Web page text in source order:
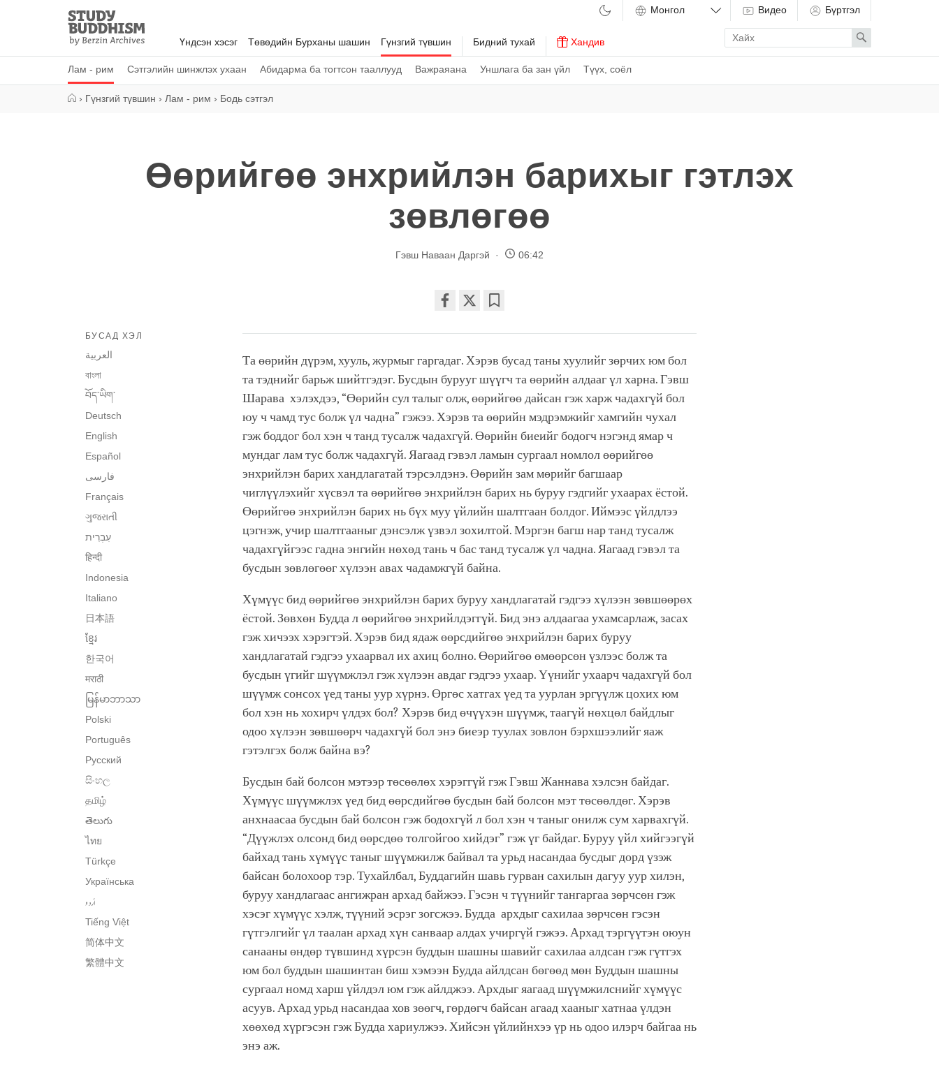
Study
Buddhism
Home
Үндсэн хэсэг Төвөдийн Бурханы шашин Гүнзгий түвшин
Лам - рим Сэтгэлийн шинжлэх ухаан Абидарма ба тогтсон тааллууд Важраяана Уншлага ба зан үйл Түүх, соёл
Бидний тухай Хандив
Видео Бүртгэл
Enter
search
term
Search
› Гүнзгий түвшин › Лам - рим › Бодь сэтгэл
Өөрийгөө энхрийлэн барихыг гэтлэх
зөвлөгөө
Гэвш Наваан Даргэй 06:42
on
facebook
БУСАД ХЭЛ
العربية
বাংলা
བོད་ཡིག་
Deutsch
English
Español
فارسی
Français
ગુજરાતી
हिन्दी
Indonesia
Italiano
日本語
ខ្មែរ
한국어
मराठी
မြန်မာဘာသာ
Polski
Português
Русский
සිංහල
தமிழ்
తెలుగు
ไทย
Türkçe
Українська
اُردو
Tiếng Việt
简体中文
繁體中文
Та өөрийн дүрэм, хууль, журмыг гаргадаг. Хэрэв бусад таны хуулийг зөрчих юм бол
та тэднийг барьж шийтгэдэг. Бусдын бурууг шүүгч та өөрийн алдааг үл харна. Гэвш
Шарава хэлэхдээ, “Өөрийн сул талыг олж, өөрийгөө дайсан гэж харж чадахгүй бол
юу ч чамд тус болж үл чадна” гэжээ. Хэрэв та өөрийн мэдрэмжийг хамгийн чухал
гэж боддог бол хэн ч танд тусалж чадахгүй. Өөрийн биеийг бодогч нэгэнд ямар ч
мундаг лам тус болж чадахгүй. Яагаад гэвэл ламын сургаал номлол өөрийгөө
энхрийлэн барих хандлагатай тэрсэлдэнэ. Өөрийн зам мөрийг багшаар
чиглүүлэхийг хүсвэл та өөрийгөө энхрийлэн барих нь буруу гэдгийг ухаарах ёстой.
Өөрийгөө энхрийлэн барих нь бүх муу үйлийн шалтгаан болдог. Иймээс үйлдлээ
цэгнэж, учир шалтгааныг дэнсэлж үзвэл зохилтой. Мэргэн багш нар танд тусалж
чадахгүйгээс гадна энгийн нөхөд тань ч бас танд тусалж үл чадна. Яагаад гэвэл та
бусдын зөвлөгөөг хүлээн авах чадамжгүй байна.
Хүмүүс бид өөрийгөө энхрийлэн барих буруу хандлагатай гэдгээ хүлээн зөвшөөрөх
ёстой. Зөвхөн Будда л өөрийгөө энхрийлдэггүй. Бид энэ алдаагаа ухамсарлаж, засах
гэж хичээх хэрэгтэй. Хэрэв бид ядаж өөрсдийгөө энхрийлэн барих буруу
хандлагатай гэдгээ ухаарвал их ахиц болно. Өөрийгөө өмөөрсөн үзлээс болж та
бусдын үгийг шүүмжлэл гэж хүлээн авдаг гэдгээ ухаар. Үүнийг ухаарч чадахгүй бол
шүүмж сонсох үед таны уур хүрнэ. Өргөс хатгах үед та уурлан эргүүлж цохих юм
бол хэн нь хохирч үлдэх бол? Хэрэв бид өчүүхэн шүүмж, таагүй нөхцөл байдлыг
одоо хүлээн зөвшөөрч чадахгүй бол энэ биеэр туулах зовлон бэрхшээлийг яаж
гэтэлгэх болж байна вэ?
Бусдын бай болсон мэтээр төсөөлөх хэрэггүй гэж Гэвш Жаннава хэлсэн байдаг.
Хүмүүс шүүмжлэх үед бид өөрсдийгөө бусдын бай болсон мэт төсөөлдөг. Хэрэв
анхнаасаа бусдын бай болсон гэж бодохгүй л бол хэн ч таныг онилж сум харвахгүй.
“Дүүжлэх олсонд бид өөрсдөө толгойгоо хийдэг” гэж үг байдаг. Буруу үйл хийгээгүй
байхад тань хүмүүс таныг шүүмжилж байвал та урьд насандаа бусдыг дорд үзэж
байсан болохоор тэр. Тухайлбал, Буддагийн шавь гурван сахилын дагуу уур хилэн,
буруу хандлагаас ангижран архад байжээ. Гэсэн ч түүнийг тангаргаа зөрчсөн гэж
хэсэг хүмүүс хэлж, түүний эсрэг зогсжээ. Будда архдыг сахилаа зөрчсөн гэсэн
гүтгэлгийг үл таалан архад хүн санваар алдах учиргүй гэжээ. Архад тэргүүтэн оюун
санааны өндөр түвшинд хүрсэн буддын шашны шавийг сахилаа алдсан гэж гүтгэх
юм бол буддын шашинтан биш хэмээн Будда айлдсан бөгөөд мөн Буддын шашны
сургаал номд харш үйлдэл юм гэж айлджээ. Архдыг яагаад шүүмжилснийг хүмүүс
асуув. Архад урьд насандаа хов зөөгч, гөрдөгч байсан агаад хааныг хатнаа үлдэн
хөөхөд хүргэсэн гэж Будда хариулжээ. Хийсэн үйлийнхээ үр нь одоо илэрч байгаа нь
энэ аж.